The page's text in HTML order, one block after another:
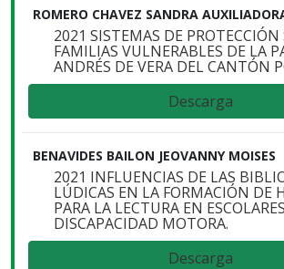
ROMERO CHAVEZ SANDRA
2021 SISTEMAS DE PROTECCIÓN
FAMILIAS VULNERABLES DE LA
ANDRÉS DE VERA DEL CANTÓN
Descarga
BENAVIDES BAILON JEOVANNY MOISES
2021 INFLUENCIAS DE LAS
LÚDICAS EN LA FORMACIÓN DE
PARA LA LECTURA EN
DISCAPACIDAD MOTORA.
Descarga